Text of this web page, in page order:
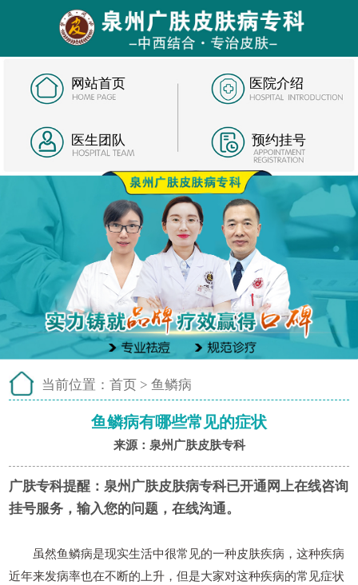
网站首页 医院介绍
医生团队 预约挂号
当前位置： 首页 > 鱼鳞病
鱼鳞病有哪些常见的症状
来源：泉州广肤皮肤专科
广肤专科提醒： 泉州广肤皮肤病专科已开通网上在线咨询
挂号服务，输入您的问题，在线沟通。
虽然鱼鳞病是现实生活中很常见的一种皮肤疾病，这种疾病
近年来发病率也在不断的上升，但是大家对这种疾病的常见症状